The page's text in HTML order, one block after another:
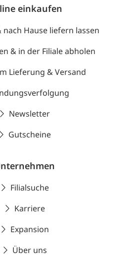
einkaufen
nach Hause liefern lassen
& in der Filiale abholen
Lieferung & Versand
Newsletter
Gutscheine
Filialsuche
Karriere
Expansion
Über uns